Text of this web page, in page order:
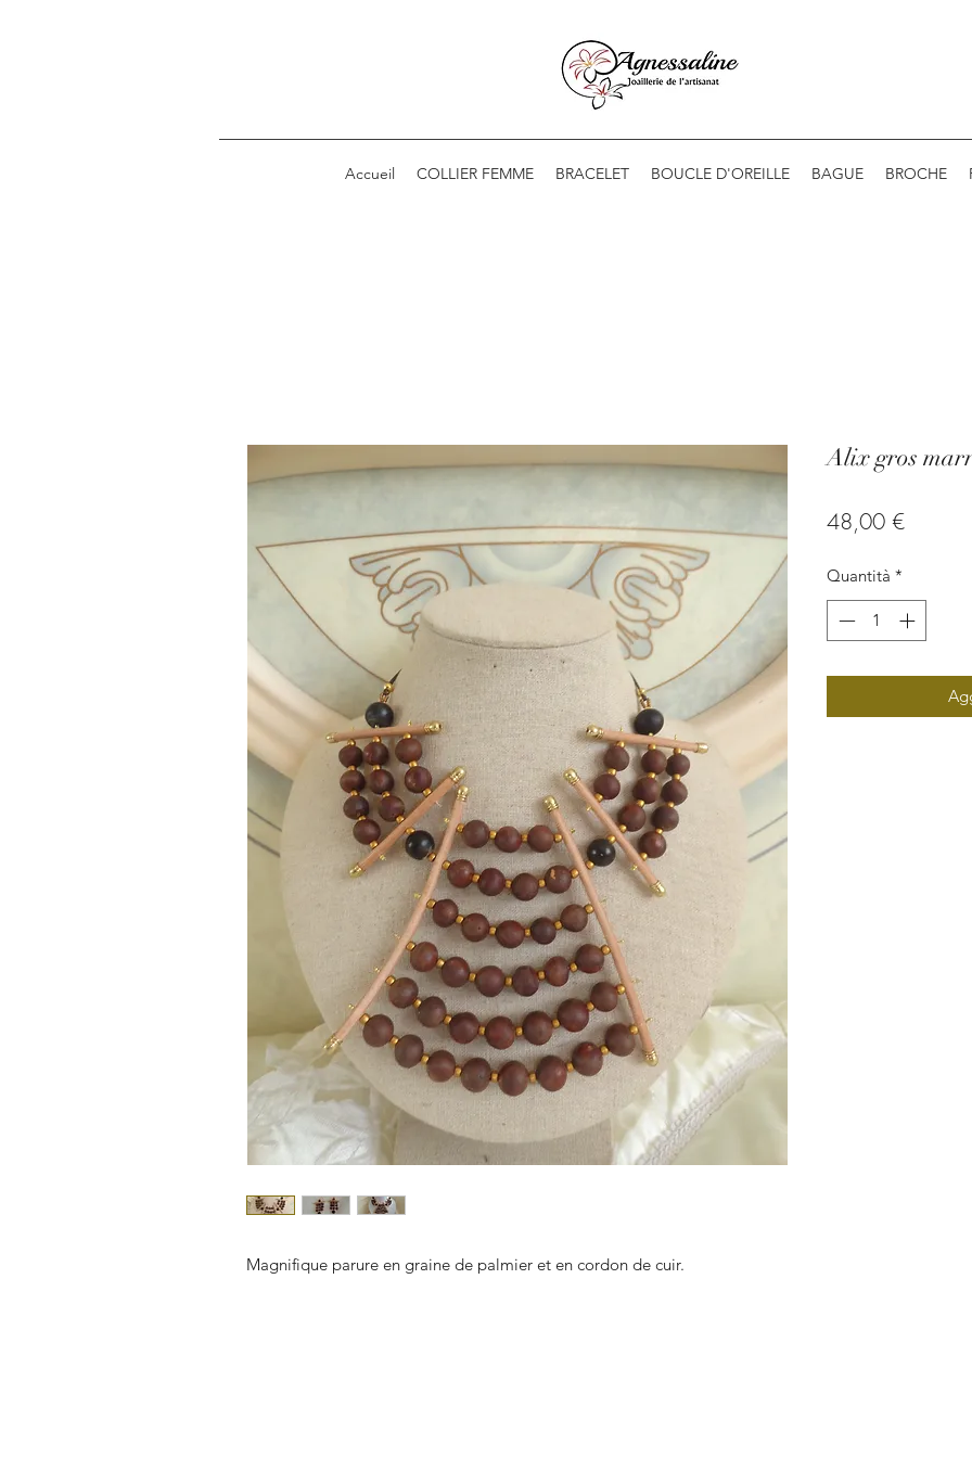
Accueil COLLIER FEMME BRACELET BOUCLE D'OREILLE BAGUE BROCHE
Magnifique parure en graine de palmier et en cordon de cuir.
Alix gros
48,00 €Prezzo
Quantità *